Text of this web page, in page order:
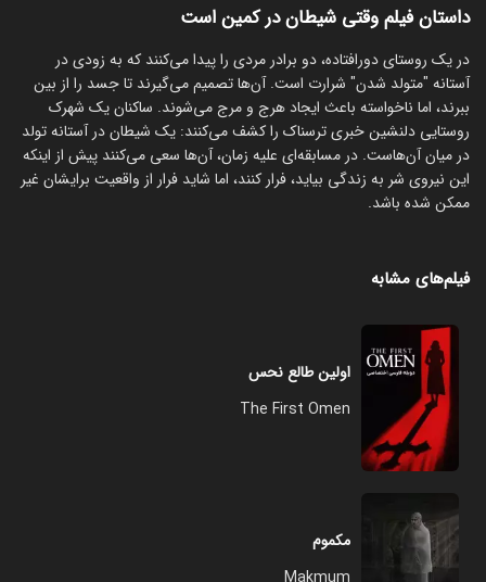
داستان فیلم وقتی شیطان در کمین است
در یک روستای دورافتاده، دو برادر مردی را پیدا می‌کنند که به زودی در
آستانه "متولد شدن" شرارت است. آن‌ها تصمیم می‌گیرند تا جسد را از بین
ببرند، اما ناخواسته باعث ایجاد هرج و مرج می‌شوند. ساکنان یک شهرک
روستایی دلنشین خبری ترسناک را کشف می‌کنند: یک شیطان در آستانه تولد
در میان آن‌هاست. در مسابقه‌ای علیه زمان، آن‌ها سعی می‌کنند پیش از اینکه
این نیروی شر به زندگی بیاید، فرار کنند، اما شاید فرار از واقعیت برایشان غیر
ممکن شده باشد.
فیلم‌های مشابه
اولین طالع نحس
The First Omen
مکموم